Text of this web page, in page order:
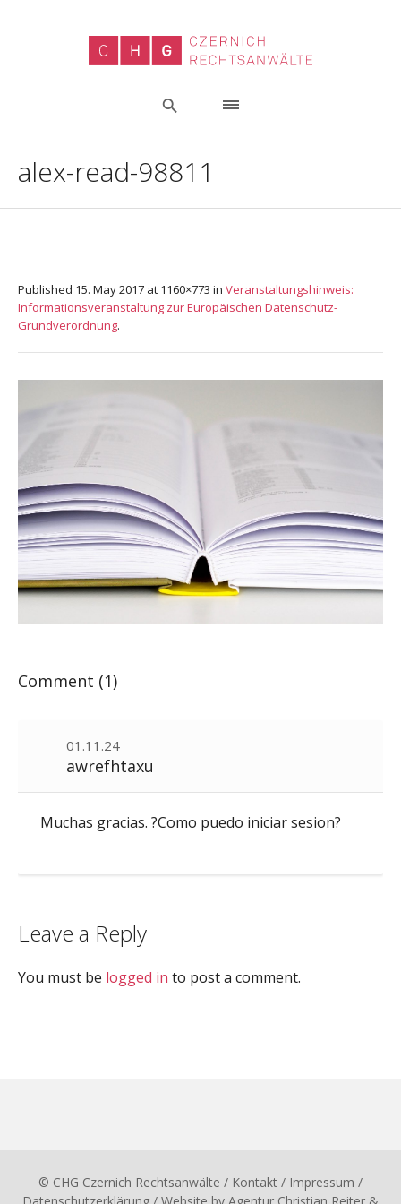
alex-read-98811
Published 15. May 2017 at 1160×773 in Veranstaltungshinweis:
Informationsveranstaltung zur Europäischen Datenschutz-
Grundverordnung.
Comment (1)
01.11.24
awrefhtaxu
Muchas gracias. ?Como puedo iniciar sesion?
Leave a Reply
You must be logged in to post a comment.
© CHG Czernich Rechtsanwälte / Kontakt / Impressum /
Datenschutzerklärung / Website by Agentur Christian Reiter &